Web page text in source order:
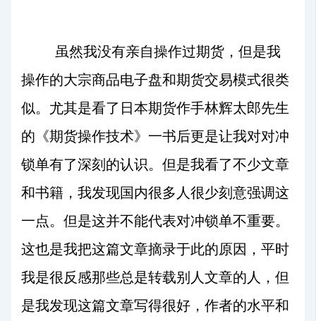
虽然我没有亲自操作过期货，但是我
操作的大宗商品电子盘和期货交易模式很类
似。尤其是看了日本期货作手林辉太郎先生
的《期货操作技术》一书后更是让我对对冲
锁单有了深刻的认识。但是我看了不少文章
和书籍，我发现国内很多人很少刻意强调这
一点。但是这并不能代表对冲锁单不重要。
这也是我把这篇文章摘录于此的原因，平时
我是很反感那些总是转载别人文章的人，但
是我发现这篇文章写得很好，作者的水平和